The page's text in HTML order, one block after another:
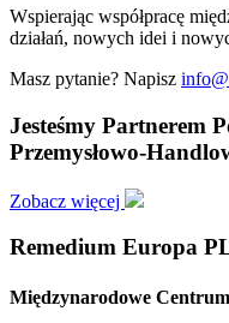
Wspierając współpracę
działań, nowych idei i
Masz pytanie? Napisz
Jesteśmy Partnerem
Przemysłowo-
Zobacz więcej
Remedium Europa
Międzynarodowe